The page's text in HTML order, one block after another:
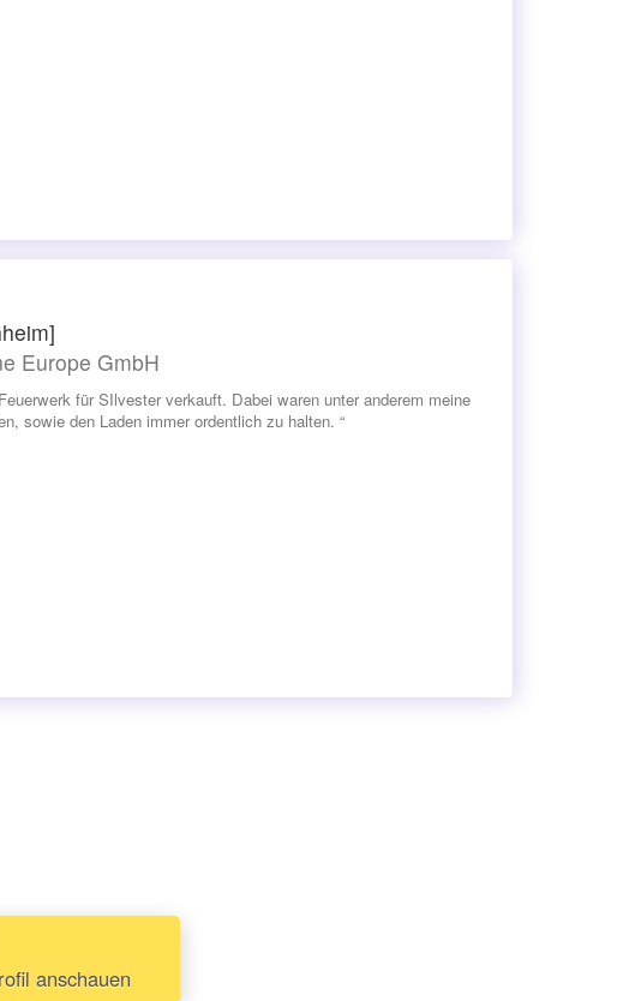
Europe GmbH
für SIlvester verkauft. Dabei waren unter anderem meine
sowie den Laden immer ordentlich zu halten. “
anschauen